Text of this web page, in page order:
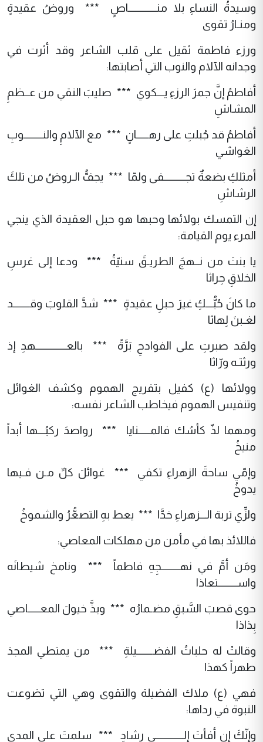
وسيدةُ النساءِ بلا منــــــــــــاصٍ *** وروضُ عقيدةٍ
ومنـارُ تقوى
ورزء فاطمة ثقيل على قلب الشاعر وقد أثرت في
وجدانه الآلام والنوب التي أصابتها:
أفاطمُ إنَّ جمرَ الرزءِ يـــكوي *** صليبَ النقي من عــظمِ
المشاشِ
أفاطمُ قد جُبلتِ على رهـــــانٍ *** مع الآلامِ والنــــــــوبِ
الغواشي
أمثلكِ بضعةٌ تجـــــــــفى ولمّا *** يجفُّ الـروضُ من تلكَ
الرشاشِ
إن التمسك بولائها وحبها هو حبل العقيدة الذي ينجي
المرء يوم القيامة:
يا بنتَ من نــهجَ الطريـقَ سنيّةُ *** ودعا إلى غرسِ
الخلاقِ حِراثا
ما كانَ حُبُّـــكِ غيرَ حبلِ عقيدةٍ *** شدَّ القلوبَ وقـــــــد
لغـبنَ لِهاثا
ولقد صبرتِ على الفوادحِ بَرَّةً *** بالعـــــــــــــهدِ إذ
ورثتـه ورّاثا
وولائها (ع) كفيل بتفريج الهموم وكشف الغوائل
وتنفيس الهموم فيخاطب الشاعر نفسه:
ومهما لذّ كأسُك فالمـــــنايا *** رواصدَ ركبُـــها أبداً
منيخُ
وإمّي ساحةَ الزهراءِ تكفي *** غوائلَ كلِّ مـن فـيها
يدوخُ
ولزِّي تربة الـــزهراءِ خدَّا *** يعط بهِ التصعُّرُ والشموخُ
فاللائذ بها في مأمن من مهلكات المعاصي:
ومَن أمَّ في نهــــــــجِهِ فاطماً *** ونامخ شيطانَه
واســــــــتعاذا
حوى قصبَ السَّبقِ مضـمارُه *** وبذَّ خيولَ المعـــــاصي
بِذاذا
وقالتْ له حلباتُ الفضـــــــيلةِ *** من يمتطي المجدَ
طهراً كهذا
فهي (ع) ملاك الفضيلة والتقوى وهي التي تضوعت
النبوة في رداها:
وإنّكَ إن أفأتَ إلــــــــــــى رشادٍ *** سلمتَ على المدى